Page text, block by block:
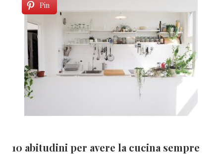
Pin
10 abitudini per avere la cucina sempre